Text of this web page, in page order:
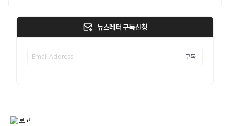
뉴스레터 구독신청
구독